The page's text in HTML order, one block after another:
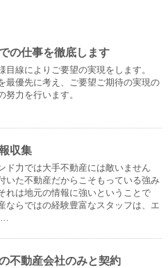
の仕事を徹底します
目線によりご要望の実現をします。
最優先に考え、ご要望ご期待の実現の
努力を行います。
収集
ド力では大手不動産には敵いません
いた不動産だからこそもっている強み
れは地元の情報に強いということで
ならではの経験豊富なスタッフは、エ
…
不動産会社のみと契約